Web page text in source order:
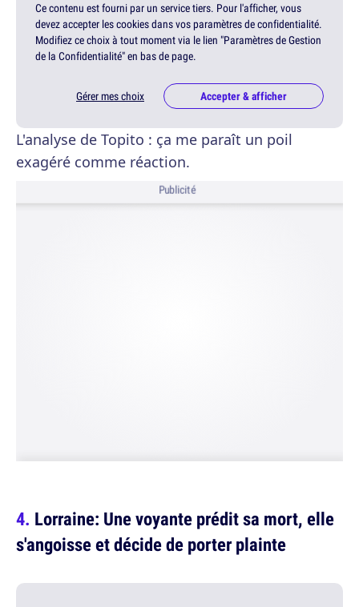
Ce contenu est fourni par un service tiers. Pour l'afficher, vous
devez accepter les cookies dans vos paramètres de confidentialité.
Modifiez ce choix à tout moment via le lien "Paramètres de Gestion
de la Confidentialité" en bas de page.
Gérer mes choix Accepter & afficher
L'analyse de Topito : ça me paraît un poil
exagéré comme réaction.
Publicité
Lorraine: Une voyante prédit sa mort, elle
s'angoisse et décide de porter plainte